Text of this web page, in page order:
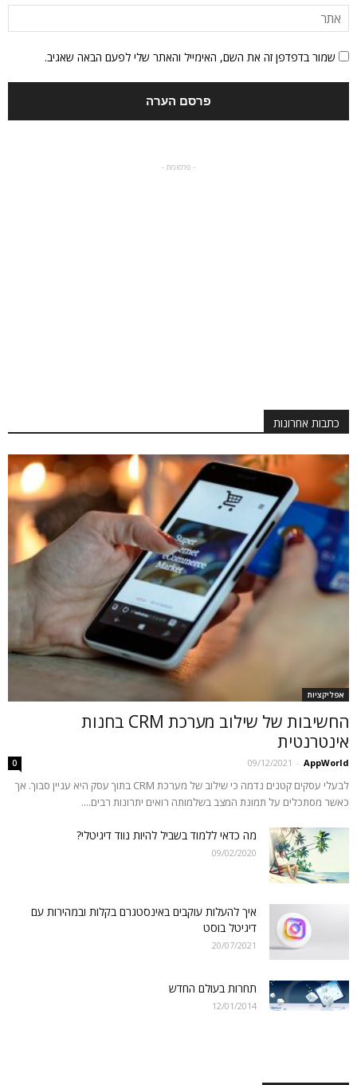
שמור בדפדפן זה את השם, האימייל והאתר שלי לפעם הבאה שאגיב.
- פרסומת -
כתבות אחרונות
אפליקציות
החשיבות של שילוב מערכת CRM בחנות
אינטרנטית
AppWorld
-
09/12/2021
0
לבעלי עסקים קטנים נדמה כי שילוב של מערכת CRM בתוך עסק היא עניין סבוך. אך
כאשר מסתכלים על תמונת המצב בשלמותה רואים יתרונות רבים....
מה כדאי ללמוד בשביל להיות נווד דיגיטלי?
09/02/2020
איך להעלות עוקבים באינסטגרם בקלות ובמהירות עם
דיגיטל בוסט
20/07/2021
תחרות בעולם החדש
12/01/2014